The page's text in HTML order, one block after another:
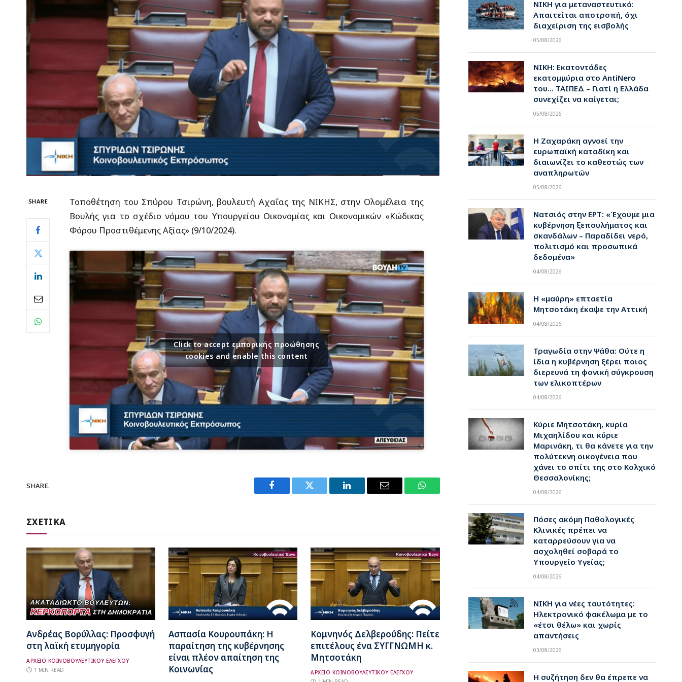
SHARE
Τοποθέτηση του Σπύρου Τσιρώνη, βουλευτή Αχαΐας της ΝΙΚΗΣ, στην Ολομέλεια της
Βουλής για το σχέδιο νόμου του Υπουργείου Οικονομίας και Οικονομικών «Κώδικας
Φόρου Προστιθέμενης Αξίας» (9/10/2024).
Click to accept εμπορικής προώθησης
cookies and enable this content
SHARE.
Facebook Twitter LinkedIn Email WhatsApp
ΣΧΕΤΙΚΑ
Ανδρέας Βορύλλας: Προσφυγή
στη λαϊκή ετυμηγορία
ΑΡΧΕΙΟ ΚΟΙΝΟΒΟΥΛΕΥΤΙΚΟΥ ΕΛΕΓΧΟΥ
1 MIN READ
Ασπασία Κουρουπάκη: Η
παραίτηση της κυβέρνησης
είναι πλέον απαίτηση της
Κοινωνίας
Κομνηνός Δελβερούδης: Πείτε
επιτέλους ένα ΣΥΓΓΝΩΜΗ κ.
Μητσοτάκη
ΑΡΧΕΙΟ ΚΟΙΝΟΒΟΥΛΕΥΤΙΚΟΥ ΕΛΕΓΧΟΥ
ΝΙΚΗ για μεταναστευτικό:
Απαιτείται αποτροπή, όχι
διαχείριση της εισβολής
05/08/2026
ΝΙΚΗ: Εκατοντάδες
εκατομμύρια στο AntiNero
του… ΤΑΙΠΕΔ – Γιατί η Ελλάδα
συνεχίζει να καίγεται;
05/08/2026
Η Ζαχαράκη αγνοεί την
ευρωπαϊκή καταδίκη και
διαιωνίζει το καθεστώς των
αναπληρωτών
05/08/2026
Νατσιός στην ΕΡΤ: «Έχουμε μια
κυβέρνηση ξεπουλήματος και
σκανδάλων – Παραδίδει νερό,
πολιτισμό και προσωπικά
δεδομένα»
04/08/2026
Η «μαύρη» επταετία
Μητσοτάκη έκαψε την Αττική
04/08/2026
Τραγωδία στην Ψάθα: Ούτε η
ίδια η κυβέρνηση ξέρει ποιος
διερευνά τη φονική σύγκρουση
των ελικοπτέρων
04/08/2026
Κύριε Μητσοτάκη, κυρία
Μιχαηλίδου και κύριε
Μαρινάκη, τι θα κάνετε για την
πολύτεκνη οικογένεια που
χάνει το σπίτι της στο Κολχικό
Θεσσαλονίκης;
04/08/2026
Πόσες ακόμη Παθολογικές
Κλινικές πρέπει να
καταρρεύσουν για να
ασχοληθεί σοβαρά το
Υπουργείο Υγείας;
04/08/2026
ΝΙΚΗ για νέες ταυτότητες:
Ηλεκτρονικό φακέλωμα με το
«έτσι θέλω» και χωρίς
απαντήσεις
03/08/2026
Η συζήτηση δεν θα έπρεπε να